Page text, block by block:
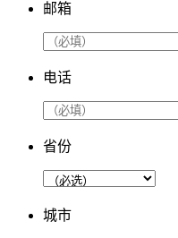
邮箱
电话
省份
城市